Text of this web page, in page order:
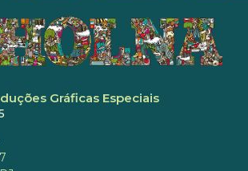
Gráficas Especiais